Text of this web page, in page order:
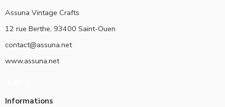
Assuna Vintage Crafts
12 rue Berthe, 93400 Saint-Ouen
contact@assuna.net
www.assuna.net
Informations